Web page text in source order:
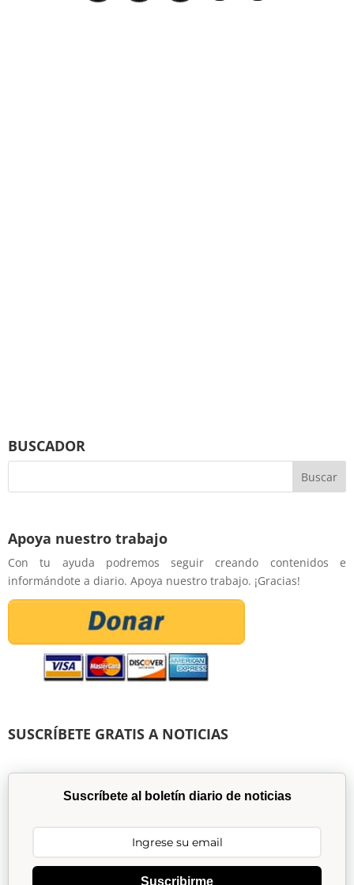
BUSCADOR
Apoya nuestro trabajo
Con tu ayuda podremos seguir creando contenidos e
informándote a diario. Apoya nuestro trabajo. ¡Gracias!
SUSCRÍBETE GRATIS A NOTICIAS
Suscríbete al boletín diario de noticias
Suscribirme